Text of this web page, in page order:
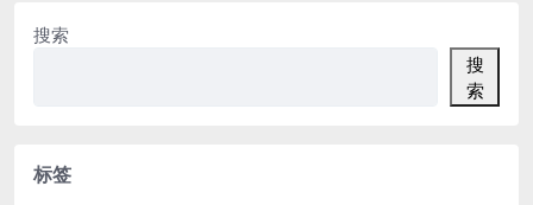
搜索
搜
索
标签